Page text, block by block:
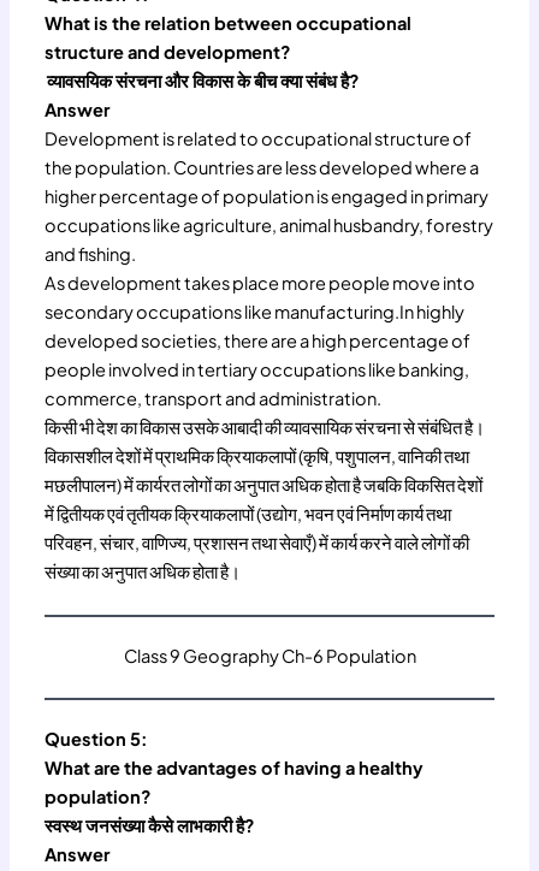
What is the relation between occupational
structure and development?
व्यावसयिक संरचना और विकास के बीच क्या संबंध है?
Answer
Development is related to occupational structure of
the population. Countries are less developed where a
higher percentage of population is engaged in primary
occupations like agriculture, animal husbandry, forestry
and fishing.
As development takes place more people move into
secondary occupations like manufacturing.In highly
developed societies, there are a high percentage of
people involved in tertiary occupations like banking,
commerce, transport and administration.
किसी भी देश का विकास उसके आबादी की व्यावसायिक संरचना से संबंधित है।
विकासशील देशों में प्राथमिक क्रियाकलापों (कृषि, पशुपालन, वानिकी तथा
मछलीपालन) में कार्यरत लोगों का अनुपात अधिक होता है जबकि विकसित देशों
में द्वितीयक एवं तृतीयक क्रियाकलापों (उद्योग, भवन एवं निर्माण कार्य तथा
परिवहन, संचार, वाणिज्य, प्रशासन तथा सेवाएँ) में कार्य करने वाले लोगों की
संख्या का अनुपात अधिक होता है।
Class 9 Geography Ch-6 Population
Question 5:
What are the advantages of having a healthy
population?
स्वस्थ जनसंख्या कैसे लाभकारी है?
Answer